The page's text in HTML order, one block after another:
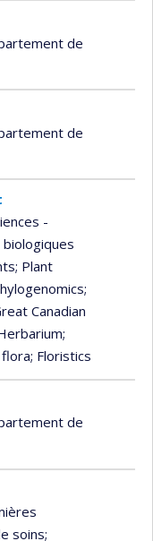
de
de
-
; Plant
;
Canadian
;
flora; Floristics
de
soins;